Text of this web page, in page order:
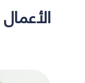
الأعمال